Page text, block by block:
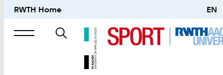
RWTH Home EN
Suche
nach